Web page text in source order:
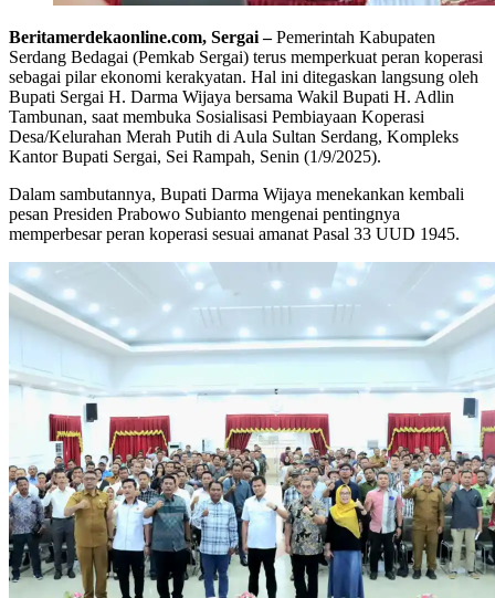
Beritamerdekaonline.com, Sergai –Pemerintah Kabupaten
Serdang Bedagai (Pemkab Sergai) terus memperkuat peran koperasi
sebagai pilar ekonomi kerakyatan. Hal ini ditegaskan langsung oleh
Bupati Sergai H. Darma Wijaya bersama Wakil Bupati H. Adlin
Tambunan, saat membuka Sosialisasi Pembiayaan Koperasi
Desa/Kelurahan Merah Putih di Aula Sultan Serdang, Kompleks
Kantor Bupati Sergai, Sei Rampah, Senin (1/9/2025).
Dalam sambutannya, Bupati Darma Wijaya menekankan kembali
pesan Presiden Prabowo Subianto mengenai pentingnya
memperbesar peran koperasi sesuai amanat Pasal 33 UUD 1945.